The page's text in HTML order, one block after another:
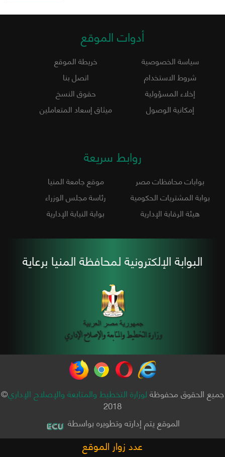
أدوات الموقع
سياسة الخصوصية
خريطة الموقع
شروط الاستخدام
اتصل بنا
إخلاء المسؤولية
حقوق النسخ
إمكانية الوصول
ميثاق إسعاد المتعاملين
روابط سريعة
بوابات محافظات مصر
موقع جامعة المنيا
بوابة المشتريات الحكومية
رئاسة مجلس الوزراء
هيئة الرقابة الإدارية
بوابة النيابة الإدارية
البوابة الإلكترونية لمحافظة المنيا برعاية
جميع الحقوق محفوظةلوزارة التخطيط والمتابعة والإصلاح الإداري©
2018
الموقع يتم إدارته وتطويره بواسطة
عدد زوار الموقع